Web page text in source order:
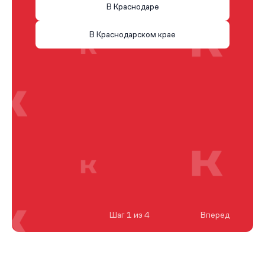
В Краснодаре
В Краснодарском крае
Шаг 1 из 4 Вперед